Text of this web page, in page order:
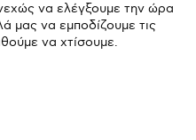
να ελέγξουμε την ώρα
μας να εμποδίζουμε τις
να χτίσουμε.